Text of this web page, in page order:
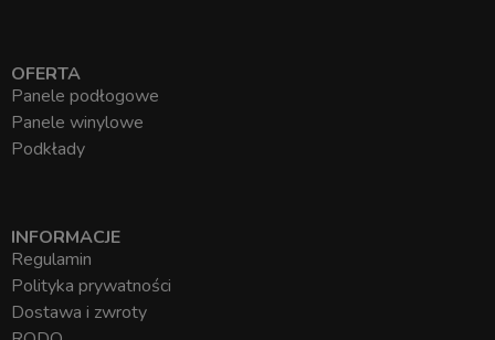
OFERTA
Panele podłogowe
Panele winylowe
Podkłady
INFORMACJE
Regulamin
Polityka prywatności
Dostawa i zwroty